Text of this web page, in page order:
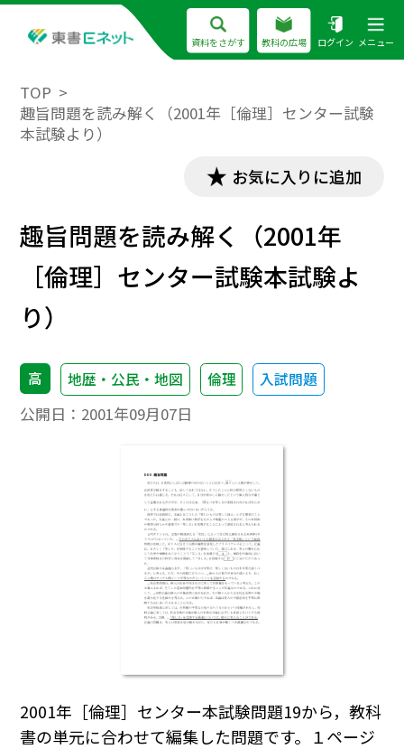
資料をさがす 教科の広場 ログイン メニュー
TOP
趣旨問題を読み解く（2001年［倫理］センター試験
本試験より）
お気に入りに追加
趣旨問題を読み解く（2001年
［倫理］センター試験本試験よ
り）
高 地歴・公民・地図 倫理 入試問題
公開日： 2001年09月07日
2001年［倫理］センター本試験問題19から，教科
書の単元に合わせて編集した問題です。１ページ